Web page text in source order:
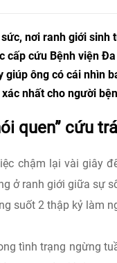
nơi ranh giới
cấp cứu Bệnh viện
giúp ông có cái
nhất cho người
quen” cứu
chậm lại vài giây
ở ranh giới giữa sự
suốt 2 thập kỷ làm
tình trạng ngừng